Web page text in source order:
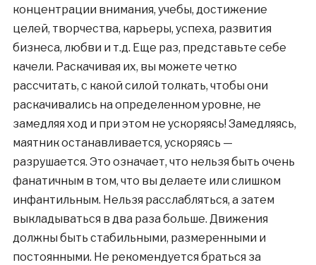
концентрации внимания, учебы, достижение
целей, творчества, карьеры, успеха, развития
бизнеса, любви и т.д. Еще раз, представьте себе
качели. Раскачивая их, вы можете четко
рассчитать, с какой силой толкать, чтобы они
раскачивались на определенном уровне, не
замедляя ход и при этом не ускоряясь! Замедляясь,
маятник останавливается, ускоряясь —
разрушается. Это означает, что нельзя быть очень
фанатичным в том, что вы делаете или слишком
инфантильным. Нельзя расслабляться, а затем
выкладываться в два раза больше. Движения
должны быть стабильными, размеренными и
постоянными. Не рекомендуется браться за